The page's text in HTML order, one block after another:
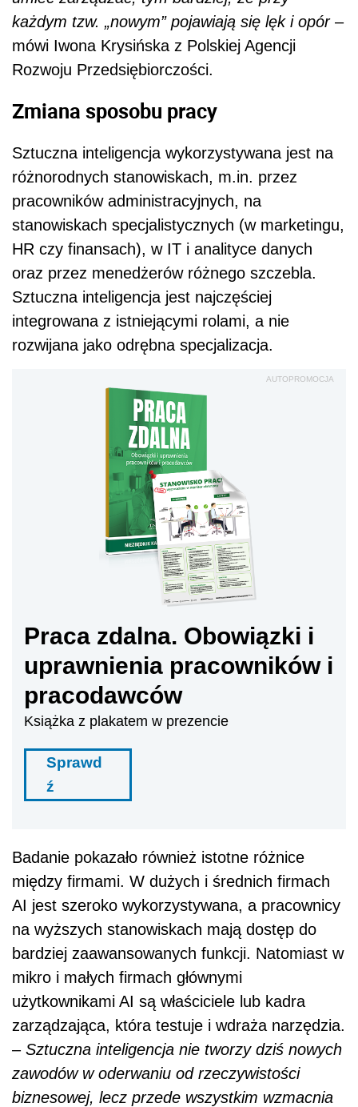
każdym tzw. „nowym” pojawiają się lęk i opór–
mówi Iwona Krysińska z Polskiej Agencji
Rozwoju Przedsiębiorczości.
Zmiana sposobu pracy
Sztuczna inteligencja wykorzystywana jest na
różnorodnych stanowiskach, m.in. przez
pracowników administracyjnych, na
stanowiskach specjalistycznych (w marketingu,
HR czy finansach), w IT i analityce danych
oraz przez menedżerów różnego szczebla.
Sztuczna inteligencja jest najczęściej
integrowana z istniejącymi rolami, a nie
rozwijana jako odrębna specjalizacja.
AUTOPROMOCJA
Praca zdalna. Obowiązki i
uprawnienia pracowników i
pracodawców
Książka z plakatem w prezencie
Sprawd
ź
Badanie pokazało również istotne różnice
między firmami. W dużych i średnich firmach
AI jest szeroko wykorzystywana, a pracownicy
na wyższych stanowiskach mają dostęp do
bardziej zaawansowanych funkcji. Natomiast w
mikro i małych firmach głównymi
użytkownikami AI są właściciele lub kadra
zarządzająca, która testuje i wdraża narzędzia.
– Sztuczna inteligencja nie tworzy dziś nowych
zawodów w oderwaniu od rzeczywistości
biznesowej, lecz przede wszystkim wzmacnia